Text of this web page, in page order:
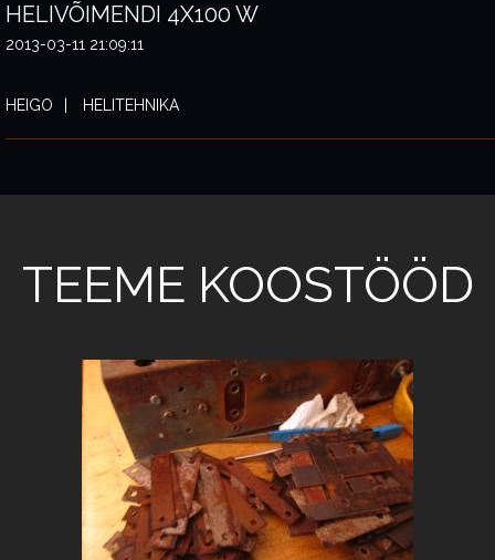
HELIVÕIMENDI 4X100 W
2013-03-11 21:09:11
HEIGO HELITEHNIKA
TEEME KOOSTÖÖD